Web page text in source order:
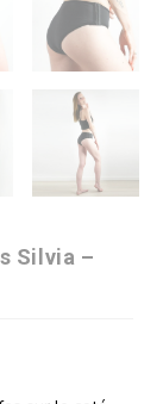
Silvia –